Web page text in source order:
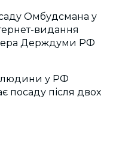
Омбудсмана у
видання
Держдуми РФ
людини у РФ
посаду після двох